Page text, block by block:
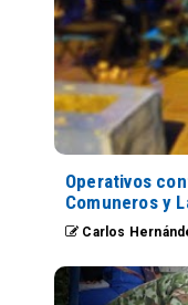
Operativos
Comuneros y
Carlos